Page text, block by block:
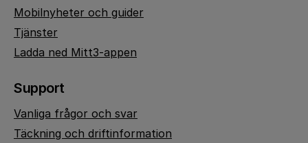
Mobilnyheter och guider
Tjänster
Ladda ned Mitt3-appen
Support
Vanliga frågor och svar
Täckning och driftinformation